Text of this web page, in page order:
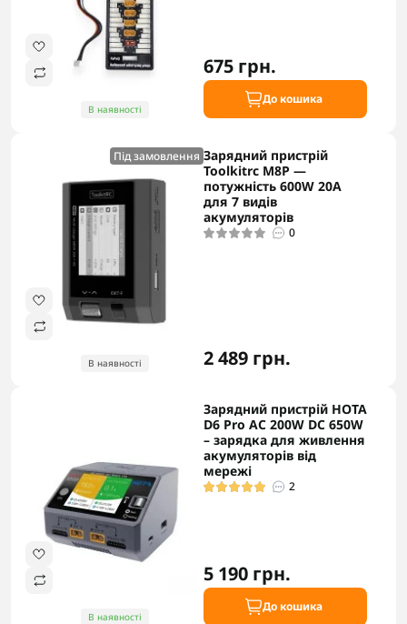
В наявності
675 грн.
До кошика
Під замовлення
В наявності
Зарядний пристрій
Toolkitrc M8P —
потужність 600W 20A
для 7 видів
акумуляторів
0
2 489 грн.
В наявності
Зарядний пристрій HOTA
D6 Pro AC 200W DC 650W
– зарядка для живлення
акумуляторів від
мережі
2
5 190 грн.
До кошика